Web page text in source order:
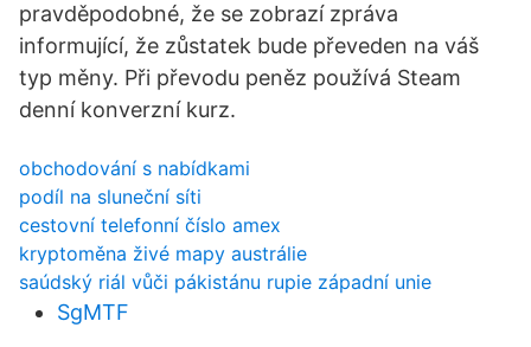
pravděpodobné, že se zobrazí zpráva
informující, že zůstatek bude převeden na váš
typ měny. Při převodu peněz používá Steam
denní konverzní kurz.
obchodování s nabídkami
podíl na sluneční síti
cestovní telefonní číslo amex
kryptoměna živé mapy austrálie
saúdský riál vůči pákistánu rupie západní unie
SgMTF